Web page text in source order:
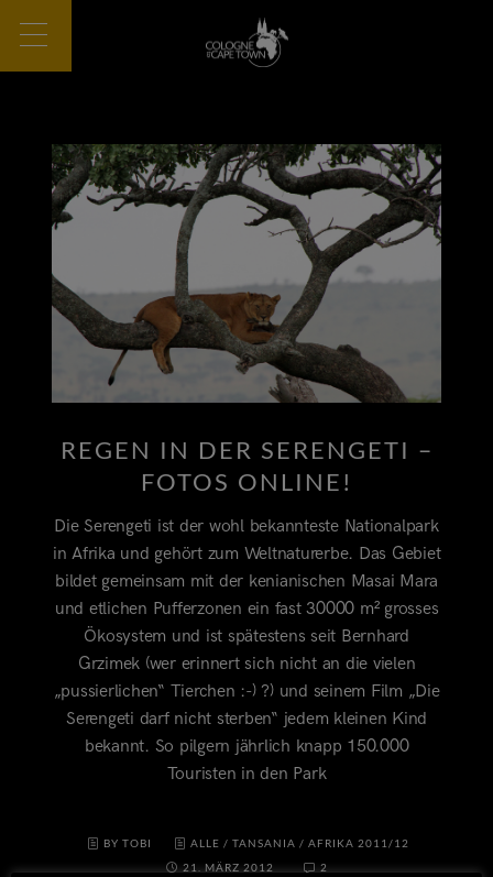
REGEN IN DER SERENGETI –
FOTOS ONLINE!
Die Serengeti ist der wohl bekannteste Nationalpark
in Afrika und gehört zum Weltnaturerbe. Das Gebiet
bildet gemeinsam mit der kenianischen Masai Mara
und etlichen Pufferzonen ein fast 30000 m² grosses
Ökosystem und ist spätestens seit Bernhard
Grzimek (wer erinnert sich nicht an die vielen
„pussierlichen“ Tierchen :-) ?) und seinem Film „Die
Serengeti darf nicht sterben“ jedem kleinen Kind
bekannt. So pilgern jährlich knapp 150.000
Touristen in den Park
BY TOBI ALLE /TANSANIA /AFRIKA 2011/12
21. MÄRZ 2012
2